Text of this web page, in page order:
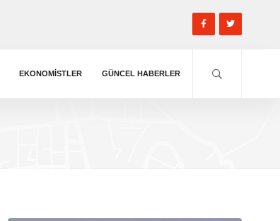
EKONOMISTLER GÜNCEL HABERLER